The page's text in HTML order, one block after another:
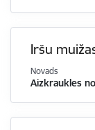
Iršu
Novads
Aizkraukles